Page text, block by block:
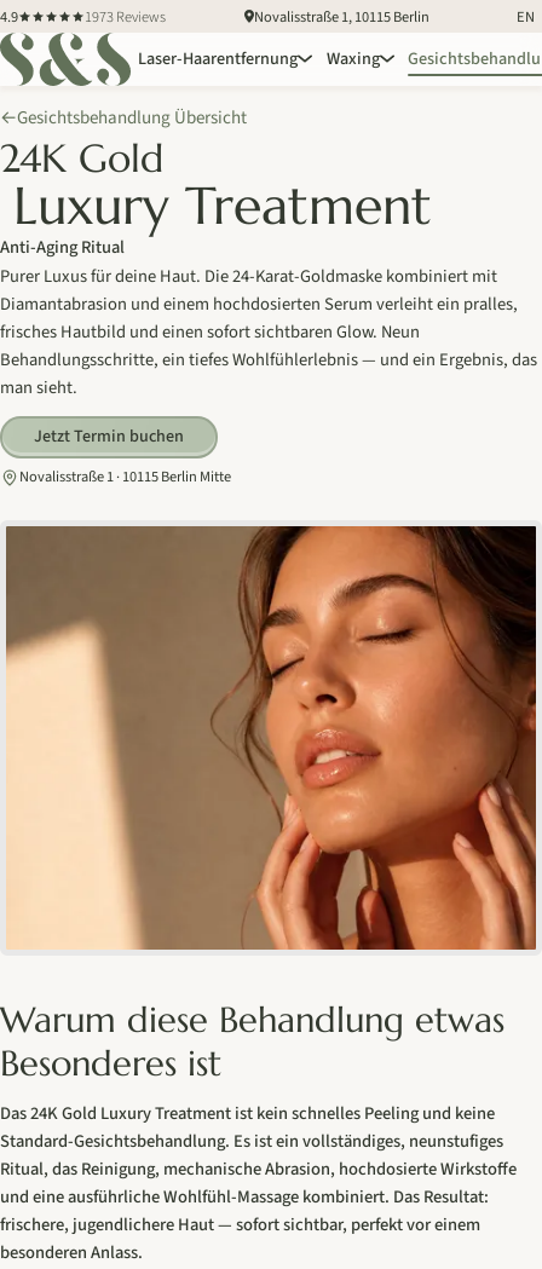
4.9 1973 Reviews Novalisstraße 1, 10115 Berlin EN
Laser-Haarentfernung Waxing
←Gesichtsbehandlung Übersicht
24K Gold
Luxury Treatment
Anti-Aging Ritual
Purer Luxus für deine Haut. Die 24-Karat-Goldmaske kombiniert mit
Diamantabrasion und einem hochdosierten Serum verleiht ein pralles,
frisches Hautbild und einen sofort sichtbaren Glow. Neun
Behandlungsschritte, ein tiefes Wohlfühlerlebnis — und ein Ergebnis, das
man sieht.
Jetzt Termin buchen
Novalisstraße 1 · 10115 Berlin Mitte
Warum diese Behandlung etwas
Besonderes ist
Das 24K Gold Luxury Treatment ist kein schnelles Peeling und keine
Standard-Gesichtsbehandlung. Es ist ein vollständiges, neunstufiges
Ritual, das Reinigung, mechanische Abrasion, hochdosierte Wirkstoffe
und eine ausführliche Wohlfühl-Massage kombiniert. Das Resultat:
frischere, jugendlichere Haut — sofort sichtbar, perfekt vor einem
besonderen Anlass.